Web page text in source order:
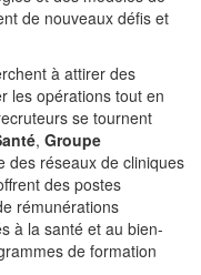
de nouveaux défis et
à attirer des
les opérations tout en
se tournent
, Groupe
des réseaux de cliniques
des postes
rémunérations
à la santé et au bien-
de formation